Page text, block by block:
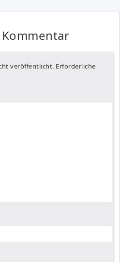
veröffentlicht. Erforderliche